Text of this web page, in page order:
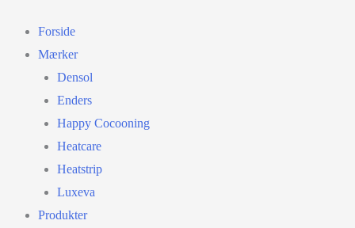
Forside
Mærker
Densol
Enders
Happy Cocooning
Heatcare
Heatstrip
Luxeva
Produkter